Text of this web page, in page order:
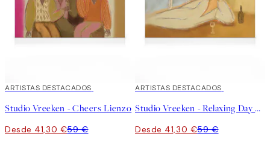
30%*
ARTISTAS DESTACADOS
Studio Vreeken - Cheers Lienzo
Desde 41,30 €59 €
30%*
ARTISTAS DESTACADOS
Studio Vreeken - Relaxing Day No1 Lienzo
Desde 41,30 €59 €